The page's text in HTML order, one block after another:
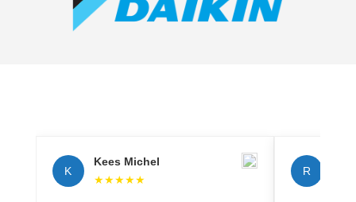
K
Kees Michel
★★★★★
R